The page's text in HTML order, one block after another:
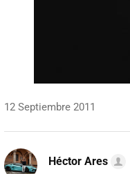
12 Septiembre 2011
Héctor Ares